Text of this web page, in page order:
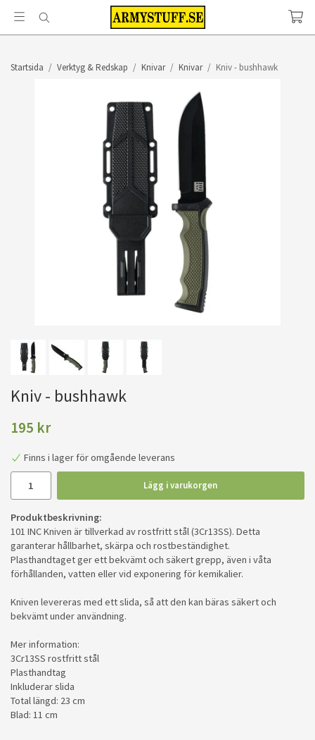
Startsida / Verktyg & Redskap / Knivar / Knivar / Kniv - bushhawk
Kniv - bushhawk
195 kr
Finns i lager för omgående leverans
Lägg i varukorgen
Produktbeskrivning:
101 INC Kniven är tillverkad av rostfritt stål (3Cr13SS). Detta
garanterar hållbarhet, skärpa och rostbeständighet.
Plasthandtaget ger ett bekvämt och säkert grepp, även i våta
förhållanden, vatten eller vid exponering för kemikalier.
Kniven levereras med ett slida, så att den kan bäras säkert och
bekvämt under användning.
Mer information:
3Cr13SS rostfritt stål
Plasthandtag
Inkluderar slida
Total längd: 23 cm
Blad: 11 cm